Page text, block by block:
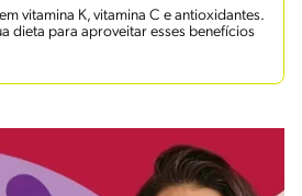
vitamina K, vitamina C e antioxidantes.
dieta para aproveitar esses benefícios